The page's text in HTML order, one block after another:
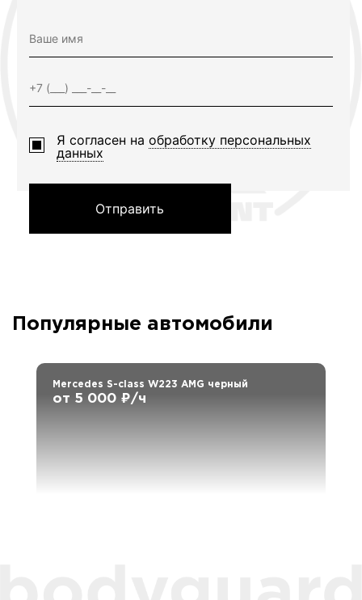
Я согласен на обработку персональных
данных
Отправить
Популярные автомобили
Mercedes S-class W223 AMG черный
от 5 000 ₽/ч